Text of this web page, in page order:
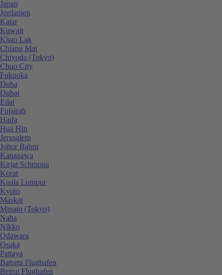
Japan
Jordanien
Katar
Kuwait
Khao Lak
Chiang Mai
Chiyoda (Tokyo)
Chuo City
Fukuoka
Doha
Dubai
Eilat
Fujairah
Haifa
Hua Hin
Jerusalem
Johor Bahru
Kanazawa
Kirjat Schmona
Korat
Kuala Lumpur
Kyoto
Maskat
Minato (Tokyo)
Naha
Nikko
Odawara
Osaka
Pattaya
Batumi Flughafen
Beirut Flughafen